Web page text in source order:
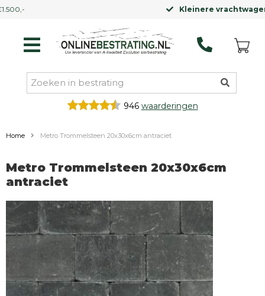
Kleinere vrachtwagenmogelijk
946 waarderingen
Home Metro Trommelsteen 20x30x6cm antraciet
Metro Trommelsteen 20x30x6cm
antraciet